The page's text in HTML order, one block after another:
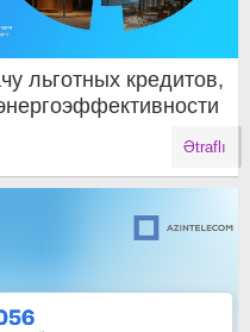
льготных кредитов,
Ətraflı